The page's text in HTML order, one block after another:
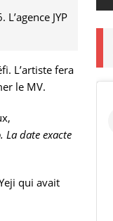
JYP
L’artiste fera
le MV.
La date exacte
qui avait